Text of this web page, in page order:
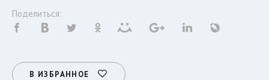
Поделиться:
В ИЗБРАННОЕ